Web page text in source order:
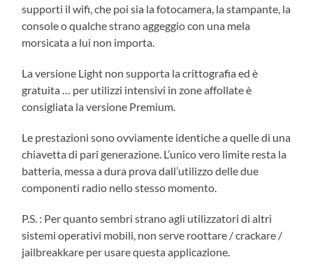
supporti il wifi, che poi sia la fotocamera, la stampante, la
console o qualche strano aggeggio con una mela
morsicata a lui non importa.
La versione Light non supporta la crittografia ed è
gratuita … per utilizzi intensivi in zone affollate è
consigliata la versione Premium.
Le prestazioni sono ovviamente identiche a quelle di una
chiavetta di pari generazione. L’unico vero limite resta la
batteria, messa a dura prova dall’utilizzo delle due
componenti radio nello stesso momento.
P.S. : Per quanto sembri strano agli utilizzatori di altri
sistemi operativi mobili, non serve roottare / crackare /
jailbreakkare per usare questa applicazione.